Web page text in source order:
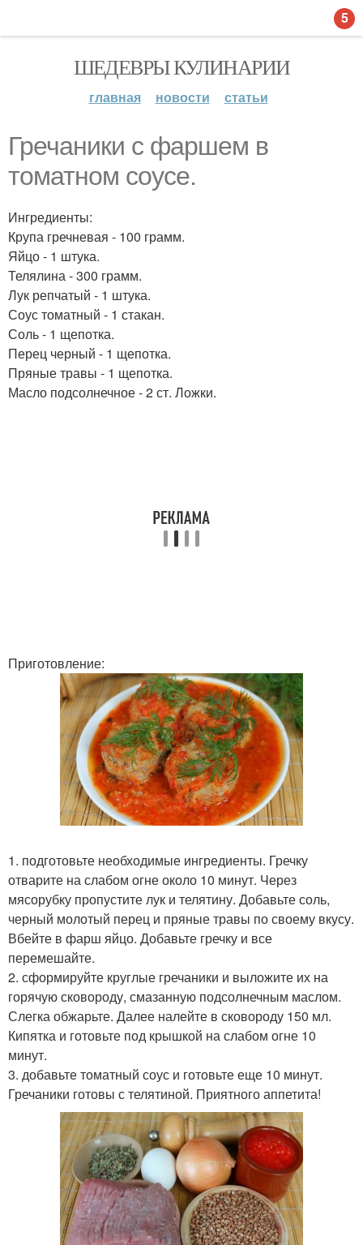
ШЕДЕВРЫ КУЛИНАРИИ
главная новости статьи
Гречаники с фаршем в
томатном соусе.
Ингредиенты:
Крупа гречневая - 100 грамм.
Яйцо - 1 штука.
Телялина - 300 грамм.
Лук репчатый - 1 штука.
Соус томатный - 1 стакан.
Соль - 1 щепотка.
Перец черный - 1 щепотка.
Пряные травы - 1 щепотка.
Масло подсолнечное - 2 ст. Ложки.
Приготовление:
1. подготовьте необходимые ингредиенты. Гречку
отварите на слабом огне около 10 минут. Через
мясорубку пропустите лук и телятину. Добавьте соль,
черный молотый перец и пряные травы по своему вкусу.
Вбейте в фарш яйцо. Добавьте гречку и все
перемешайте.
2. сформируйте круглые гречаники и выложите их на
горячую сковороду, смазанную подсолнечным маслом.
Слегка обжарьте. Далее налейте в сковороду 150 мл.
Кипятка и готовьте под крышкой на слабом огне 10
минут.
3. добавьте томатный соус и готовьте еще 10 минут.
Гречаники готовы с телятиной. Приятного аппетита!
5